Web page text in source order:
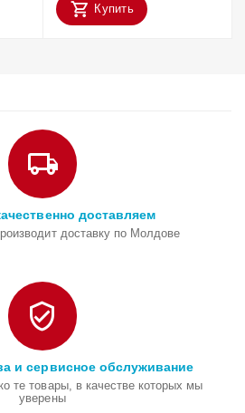
Купить
доставляем
доставку по Молдове
и сервисное обслуживание
те товары, в качестве которых мы
уверены